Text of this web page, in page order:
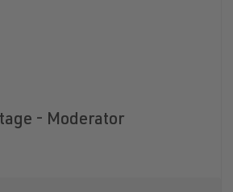
- Moderator